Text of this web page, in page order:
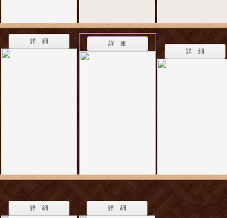
詳 細
詳 細
詳 細
詳 細 詳 細